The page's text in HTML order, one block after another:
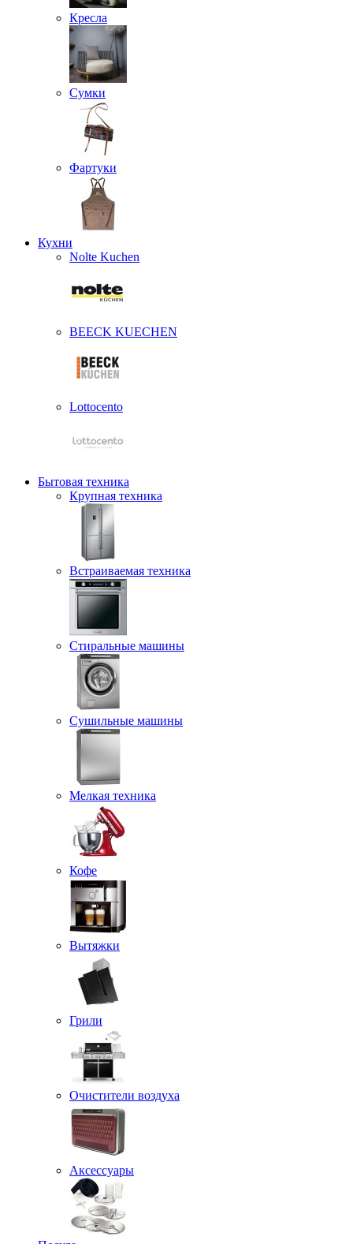
Кресла
Сумки
Фартуки
Кухни
Nolte Kuchen
BEECK KUECHEN
Lottocento
Бытовая техника
Крупная техника
Встраиваемая техника
Стиральные машины
Сушильные машины
Мелкая техника
Кофе
Вытяжки
Грили
Очистители воздуха
Аксессуары